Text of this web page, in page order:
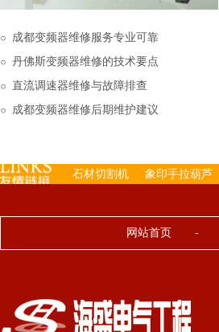
成都变频器维修服务专业可靠
丹佛斯变频器维修的技术要点
直流调速器维修与故障排查
成都变频器维修后期维护建议
石材切割机 象印手拉葫芦
网站首页 -